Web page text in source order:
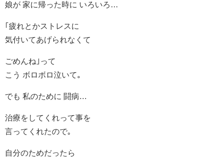
娘が 家に帰った時に いろいろ…
｢疲れとかストレスに
気付いてあげられなくて
ごめんね｣って
こう ボロボロ泣いて｡
でも 私のために 闘病…
治療をしてくれって事を
言ってくれたので｡
自分のためだったら